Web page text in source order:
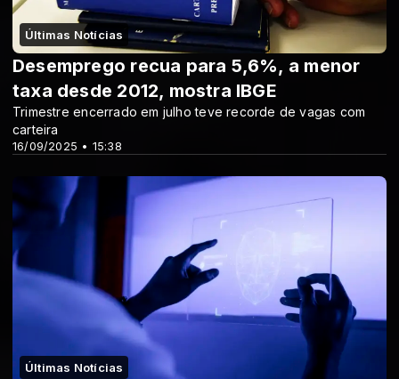
Últimas Notícias
16/09/2025 • 15:38
Desemprego recua para 5,6%, a menor
taxa desde 2012, mostra IBGE
Trimestre encerrado em julho teve recorde de vagas com
carteira
Últimas Notícias